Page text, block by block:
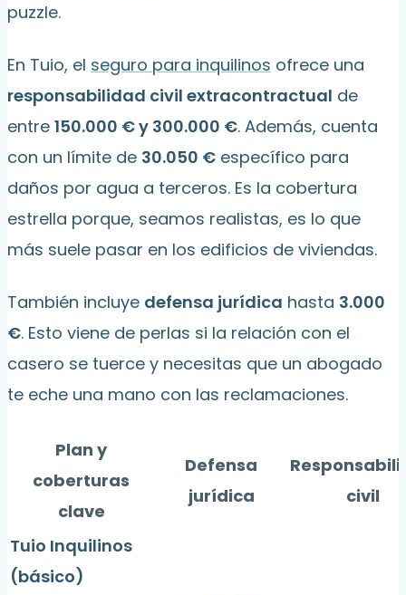
puzzle.
En Tuio, el seguro para inquilinos ofrece una
responsabilidad civil extracontractual de
entre 150.000 € y 300.000 €. Además, cuenta
con un límite de 30.050 € específico para
daños por agua a terceros. Es la cobertura
estrella porque, seamos realistas, es lo que
más suele pasar en los edificios de viviendas.
También incluye defensa jurídica hasta 3.000
€. Esto viene de perlas si la relación con el
casero se tuerce y necesitas que un abogado
te eche una mano con las reclamaciones.
Plan y
coberturas
clave
Defensa
jurídica
civil
Tuio Inquilinos
(básico)